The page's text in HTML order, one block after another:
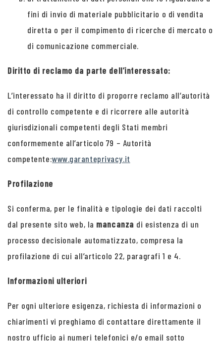
fini di invio di materiale pubblicitario o di vendita
diretta o per il compimento di ricerche di mercato o
di comunicazione commerciale.
Diritto di reclamo da parte dell’interessato:
L’interessato ha il diritto di proporre reclamo all’autorità
di controllo competente e di ricorrere alle autorità
giurisdizionali competenti degli Stati membri
conformemente all’articolo 79 – Autorità
competente:www.garanteprivacy.it
Profilazione
Si conferma, per le finalità e tipologie dei dati raccolti
dal presente sito web, la mancanza di esistenza di un
processo decisionale automatizzato, compresa la
profilazione di cui all’articolo 22, paragrafi 1 e 4.
Informazioni ulteriori
Per ogni ulteriore esigenza, richiesta di informazioni o
chiarimenti vi preghiamo di contattare direttamente il
nostro ufficio ai numeri telefonici e/o email sotto